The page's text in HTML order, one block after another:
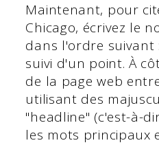
Maintenant, pour
Chicago, écrivez le
dans l'ordre suivant
suivi d'un point. À
de la page web
utilisant des
"headline" (c'est-à-
les mots principaux